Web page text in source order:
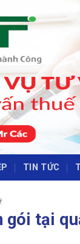
TIN TỨC
gói tại